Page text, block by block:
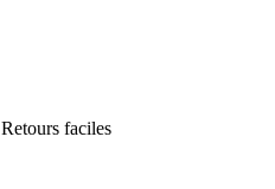
Retours faciles